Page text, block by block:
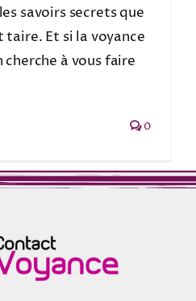
savoirs secrets que
Et si la voyance
cherche à vous faire
0